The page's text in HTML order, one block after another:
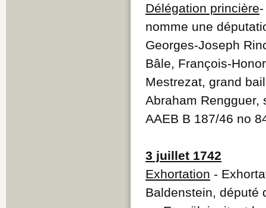
Délégation princière
nomme une
Georges-Joseph
Bâle, François-
Mestrezat, grand
Abraham Rengguer,
AAEB B 187/46 no
3 juillet 1742
Exhortation -
Baldenstein, député